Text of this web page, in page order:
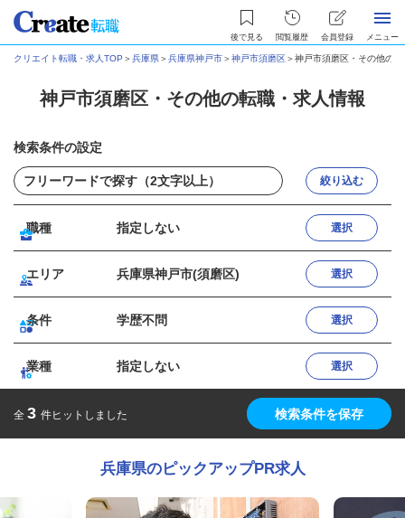
後で見る 閲覧履歴 会員登録 メニュー
クリエイト転職・求人TOP ＞兵庫県＞兵庫県神戸市＞神戸市須磨区＞神戸市須磨区・その他の
神戸市須磨区・その他の転職・求人情報
検索条件の設定
絞り込む
職種 指定しない 選択
エリア 兵庫県神戸市(須磨区) 選択
条件 学歴不問 選択
業種 指定しない 選択
全 3 件ヒットしました 検索条件を保存
兵庫県のピックアップPR求人